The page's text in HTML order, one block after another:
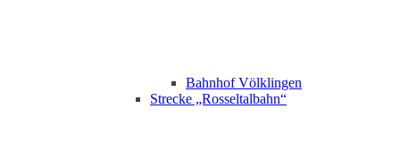
Bahnhof Völklingen
Strecke „Rosseltalbahn“